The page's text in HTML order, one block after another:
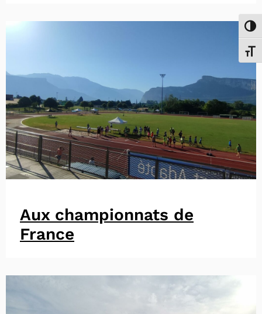
Aux championnats de
France